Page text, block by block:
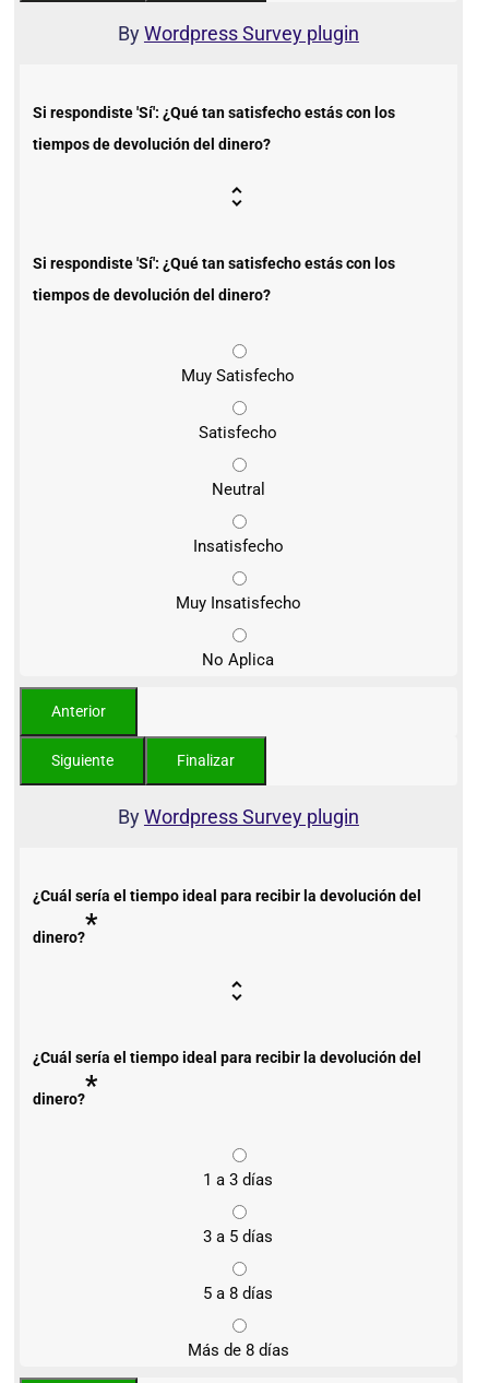
ByWordpress Survey plugin
Si respondiste 'Sí': ¿Qué tan satisfecho estás con los
tiempos de devolución del dinero?
Si respondiste 'Sí': ¿Qué tan satisfecho estás con los
tiempos de devolución del dinero?
Muy Satisfecho
Satisfecho
Neutral
Insatisfecho
Muy Insatisfecho
No Aplica
ByWordpress Survey plugin
¿Cuál sería el tiempo ideal para recibir la devolución del
dinero?*
¿Cuál sería el tiempo ideal para recibir la devolución del
dinero?*
1 a 3 días
3 a 5 días
5 a 8 días
Más de 8 días